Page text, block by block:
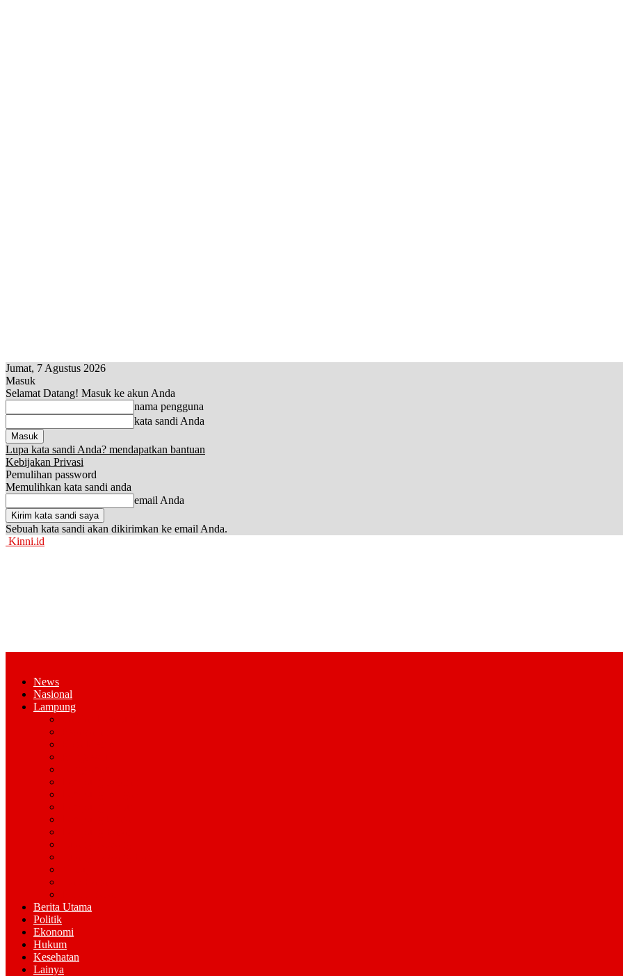
Jumat, 7 Agustus 2026
Masuk
Selamat Datang! Masuk ke akun Anda
nama pengguna
kata sandi Anda
Lupa kata sandi Anda? mendapatkan bantuan
Kebijakan Privasi
Pemulihan password
Memulihkan kata sandi anda
email Anda
Sebuah kata sandi akan dikirimkan ke email Anda.
Kinni.id
News
Nasional
Lampung
Berita Utama
Politik
Ekonomi
Hukum
Kesehatan
Lainya